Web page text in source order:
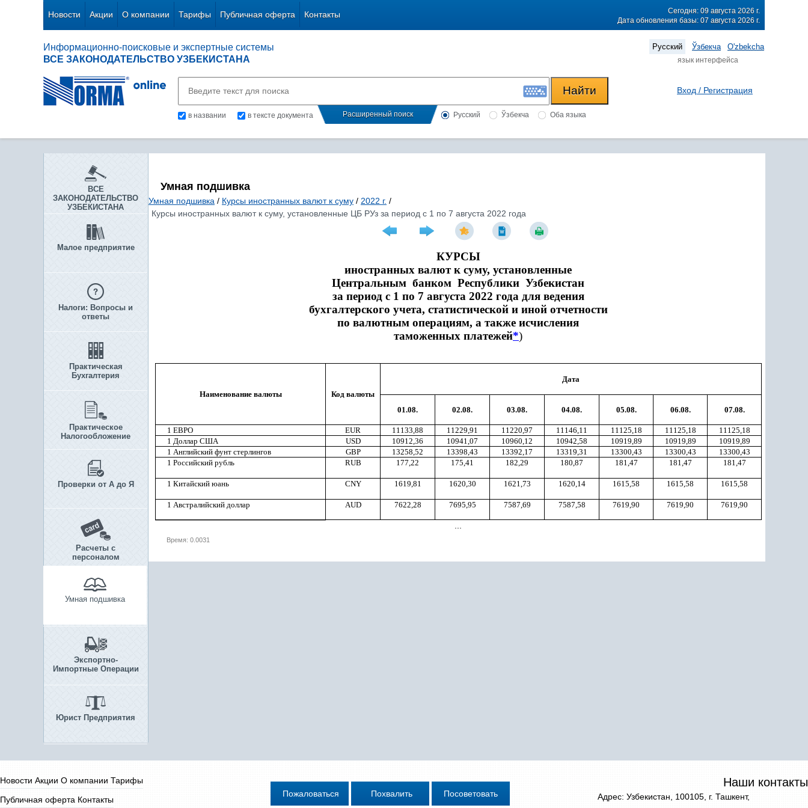
Новости Акции О компании Тарифы Публичная оферта Контакты
Сегодня: 09 августа 2026 г.
Дата обновления базы: 07 августа 2026 г.
Информационно-поисковые и экспертные системы
ВСЕ ЗАКОНОДАТЕЛЬСТВО УЗБЕКИСТАНА
Русский Ўзбекча O'zbekcha
язык интерфейса
в названии в тексте документа Расширенный поиск Русский Ўзбекча Оба языка
Вход / Регистрация
ВСЕ
ЗАКОНОДАТЕЛЬСТВО
УЗБЕКИСТАНА
Малое предприятие
Налоги: Вопросы и
ответы
Практическая
Бухгалтерия
Практическое
Налогообложение
Проверки от А до Я
Расчеты с
персоналом
Умная подшивка
Экспортно-
Импортные Операции
Юрист Предприятия
Умная подшивка
Умная подшивка / Курсы иностранных валют к суму / 2022 г. /
Курсы иностранных валют к суму, установленные ЦБ РУз за период с 1 по 7 августа 2022 года
КУРСЫ
иностранных валют к суму, установленные
Центральным банком Республики Узбекистан
за период с 1 по 7 августа 2022 года для ведения
бухгалтерского учета, статистической и иной отчетности
по валютным операциям, а также исчисления
таможенных платежей*)
Наименование валюты Код валюты
Дата
01.08. 02.08. 03.08. 04.08. 05.08. 06.08. 07.08.
1 ЕВРО EUR 11133,88 11229,91 11220,97 11146,11 11125,18 11125,18
11125,18
1 Доллар США
USD 10912,36 10941,07 10960,12 10942,58 10919,89 10919,89
10919,89
1 Английский фунт стерлингов
GBP 13258,52 13398,43 13392,17 13319,31 13300,43 13300,43
13300,43
1 Российский рубль
RUB 177,22 175,41 182,29 180,87 181,47 181,47 181,47
1 Китайский юань CNY 1619,81 1620,30 1621,73 1620,14 1615,58 1615,58 1615,58
1 Австралийский доллар AUD 7622,28 7695,95 7587,69 7587,58 7619,90 7619,90 7619,90
Время: 0.0031
Новости Акции О компании Тарифы
Публичная оферта Контакты
Наши контакты
Адрес: Узбекистан, 100105, г. Ташкент,